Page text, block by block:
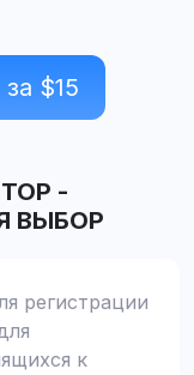
$15
-
ВЫБОР
регистрации
к